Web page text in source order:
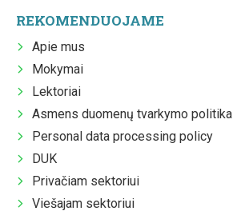
REKOMENDUOJAME
Apie mus
Mokymai
Lektoriai
Asmens duomenų tvarkymo politika
Personal data processing policy
DUK
Privačiam sektoriui
Viešajam sektoriui